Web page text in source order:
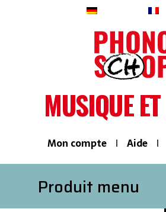
MUSIQUE
Mon compte Aide
Produit menu